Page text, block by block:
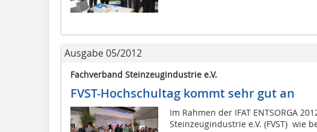
Ausgabe 05/2012
Fachverband Steinzeugindustrie e.V.
FVST-Hochschultag kommt sehr gut an
Im Rahmen der IFAT ENTSORGA
Steinzeugindustrie e.V. (FVST)  wie